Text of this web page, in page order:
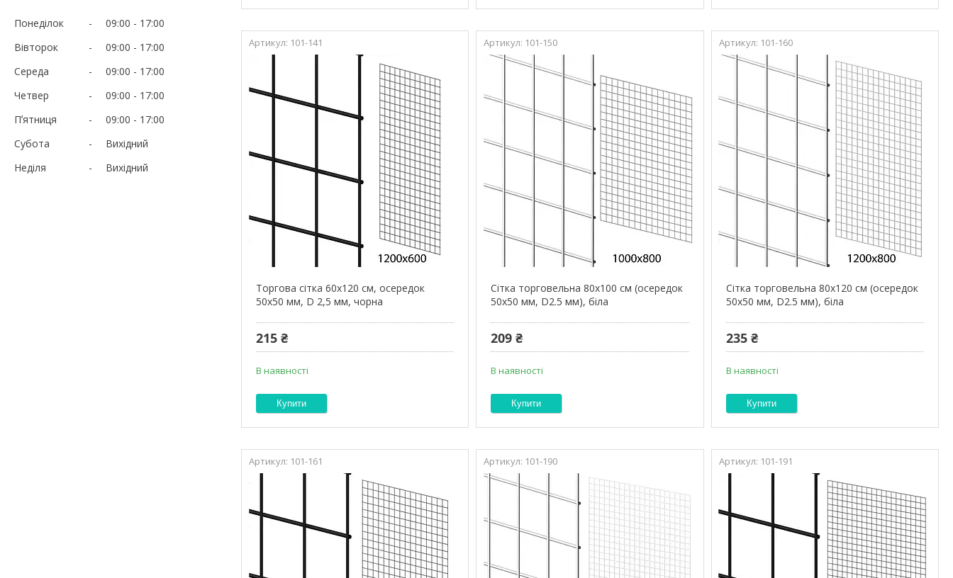
Понеділок 09:00
17:00
Вівторок
09:00
17:00
Середа
09:00
17:00
Четвер
09:00
17:00
Пʼятниця
09:00
17:00
Субота
Вихідний
Неділя
Вихідний
101-141
Торгова сітка 60х120 см, осередок
50х50 мм, D 2,5 мм, чорна
215 ₴
В наявності
Купити
101-150
Сітка торговельна 80х100 см (осередок
50х50 мм, D2.5 мм), біла
209 ₴
В наявності
Купити
101-160
Сітка торговельна 80х120 см (осередок
50х50 мм, D2.5 мм), біла
235 ₴
В наявності
Купити
101-161 101-190 101-191